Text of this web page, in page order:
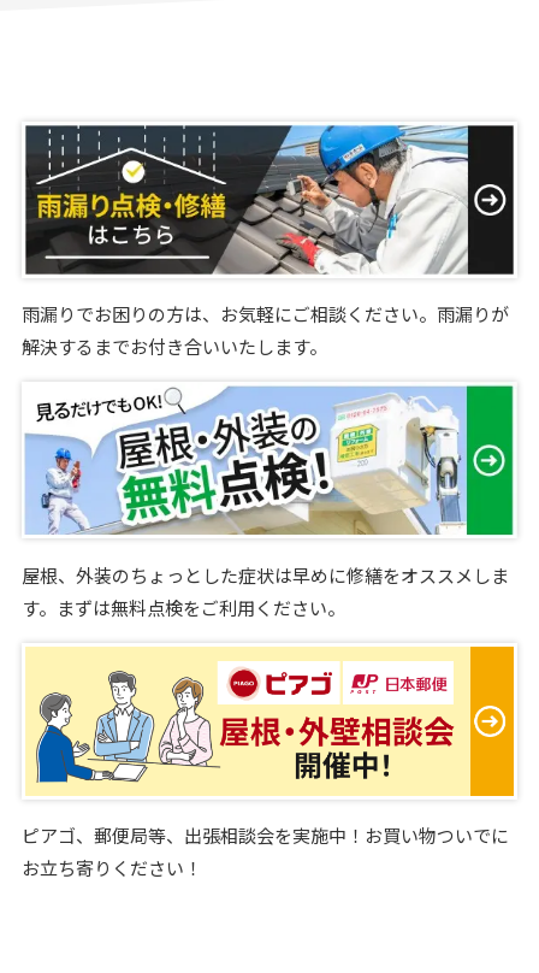
雨漏りでお困りの方は、お気軽にご相談ください。雨漏りが
解決するまでお付き合いいたします。
屋根、外装のちょっとした症状は早めに修繕をオススメしま
す。まずは無料点検をご利用ください。
ピアゴ、郵便局等、出張相談会を実施中！お買い物ついでに
お立ち寄りください！